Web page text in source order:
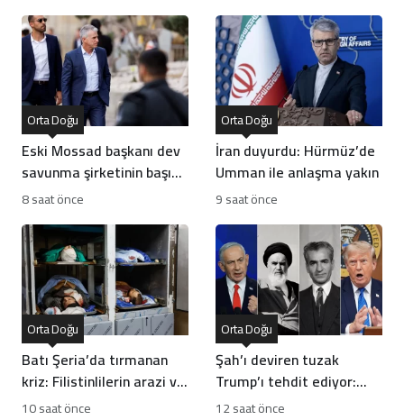
Eski Mossad başkanı dev
savunma şirketinin başına
geçti
Orta Doğu
8 saat önce
İran duyurdu: Hürmüz’de
Umman ile anlaşma yakın
Orta Doğu
9 saat önce
Batı Şeria’da tırmanan
kriz: Filistinlilerin arazi ve
mülklerine baskı artıyor
Orta Doğu
10 saat önce
Şah’ı deviren tuzak
Trump’ı tehdit ediyor:
Batı İran rejiminin
Orta Doğu
12 saat önce